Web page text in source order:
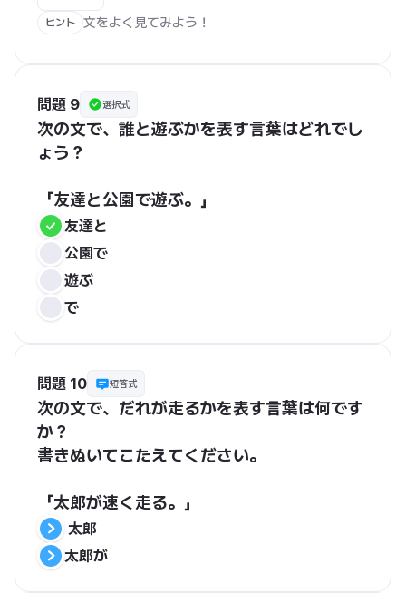
ヒント 文をよく見てみよう！
問題 9 選択式
次の文で、誰と遊ぶかを表す言葉はどれでし
ょう？
「友達と公園で遊ぶ。」
友達と
公園で
遊ぶ
で
問題 10 短答式
次の文で、だれが走るかを表す言葉は何です
か？
書きぬいてこたえてください。
「太郎が速く走る。」
太郎
太郎が